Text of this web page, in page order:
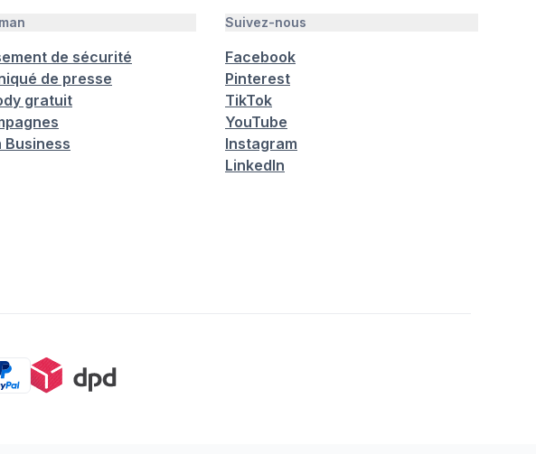
de sécurité
de presse
gratuit
Business
Suivez-nous
Facebook
Pinterest
TikTok
YouTube
Instagram
LinkedIn